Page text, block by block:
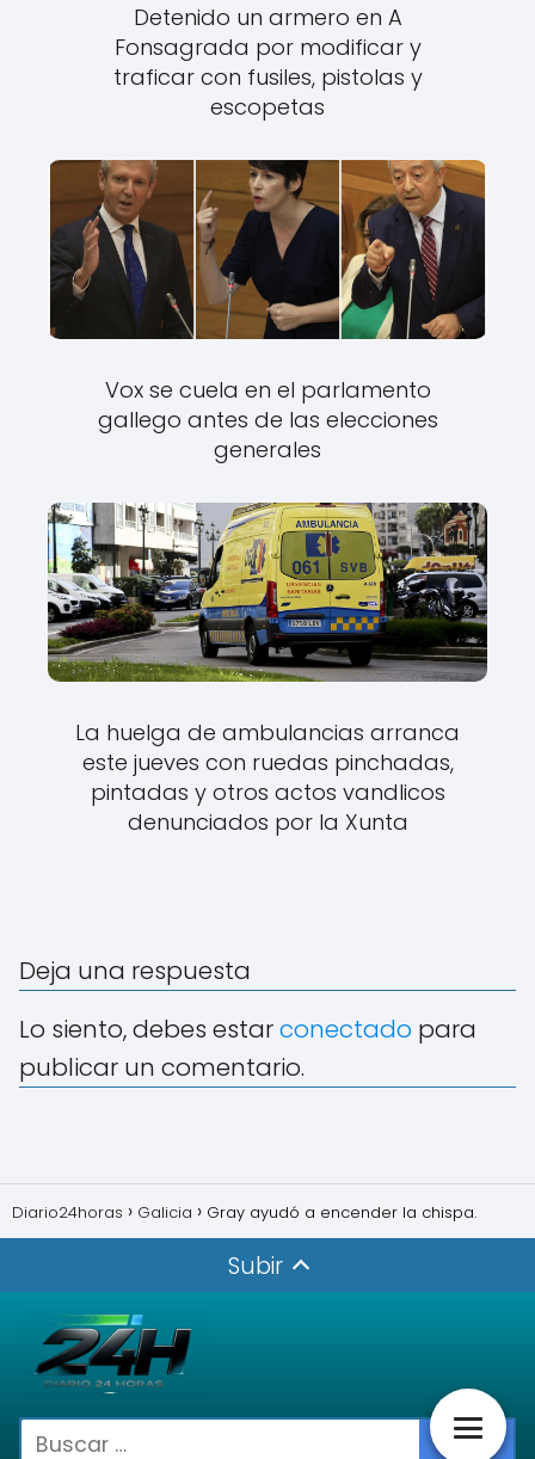
Detenido un armero en A
Fonsagrada por modificar y
traficar con fusiles, pistolas y
escopetas
Vox se cuela en el parlamento
gallego antes de las elecciones
generales
La huelga de ambulancias arranca
este jueves con ruedas pinchadas,
pintadas y otros actos vandlicos
denunciados por la Xunta
Deja una respuesta
Lo siento, debes estarconectado para
publicar un comentario.
Diario24horas Galicia Gray ayudó a encender la chispa.
Subir